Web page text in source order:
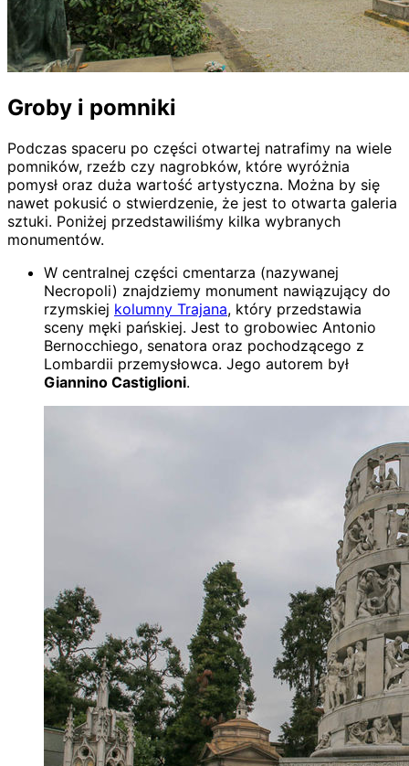
Groby i pomniki
Podczas spaceru po części otwartej natrafimy na wiele
pomników, rzeźb czy nagrobków, które wyróżnia
pomysł oraz duża wartość artystyczna. Można by się
nawet pokusić o stwierdzenie, że jest to otwarta galeria
sztuki. Poniżej przedstawiliśmy kilka wybranych
monumentów.
W centralnej części cmentarza (nazywanej
Necropoli) znajdziemy monument nawiązujący do
rzymskiej kolumny Trajana, który przedstawia
sceny męki pańskiej. Jest to grobowiec Antonio
Bernocchiego, senatora oraz pochodzącego z
Lombardii przemysłowca. Jego autorem był
Giannino Castiglioni.